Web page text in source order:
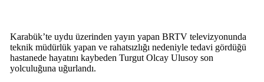
Karabük’te uydu üzerinden yayın yapan BRTV televizyonunda
teknik müdürlük yapan ve rahatsızlığı nedeniyle tedavi gördüğü
hastanede hayatını kaybeden Turgut Olcay Ulusoy son
yolculuğuna uğurlandı.